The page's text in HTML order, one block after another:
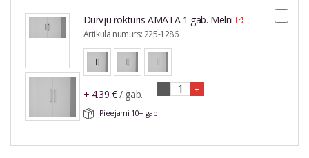
Durvju rokturis AMATA 1 gab. Melni
Artikula numurs:225-1286
+ 4.39 €/ gab. - +
Pieejami 10+gab
Nosūtīt